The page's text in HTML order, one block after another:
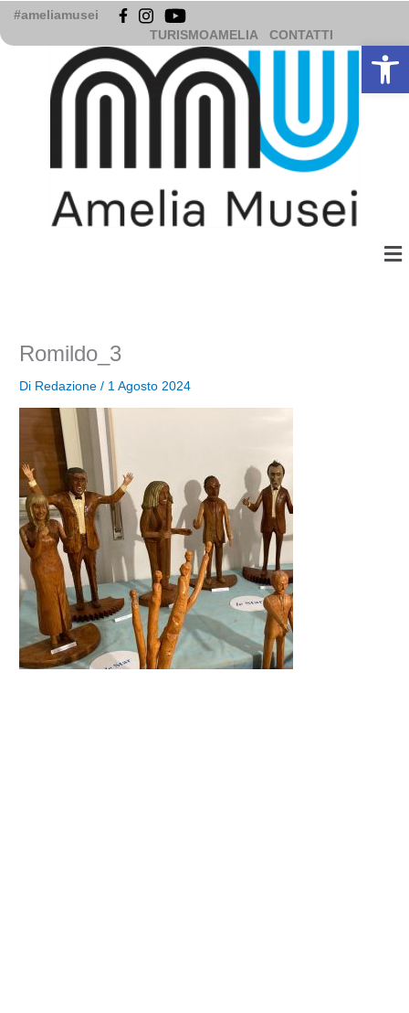
Vai
contenuto
#ameliamusei
TURISMOAMELIA
CONTATTI
Romildo_3
Di Redazione/ 1 Agosto 2024
Apri la